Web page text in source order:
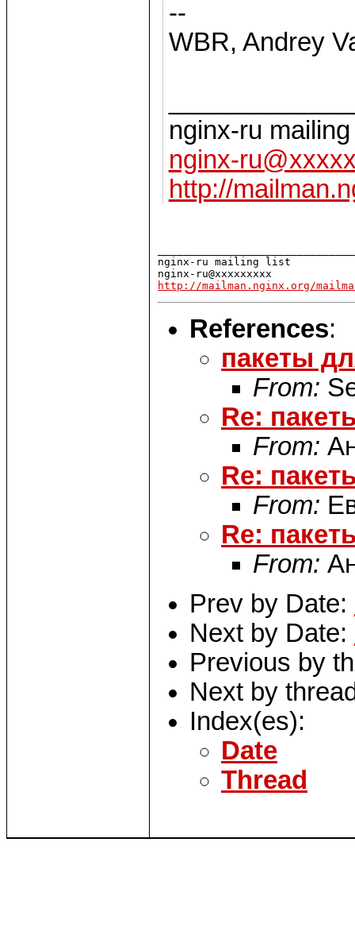
--
WBR, Andrey
nginx-ru
nginx-
http://
nginx-ru mailing list
http://mailman.nginx.org/
References:
пакеты
From:
Re:
From:
Re:
From:
Re:
From:
Prev by Date:
Next by Date:
Previous by
Next by
Index(es):
Date
Thread